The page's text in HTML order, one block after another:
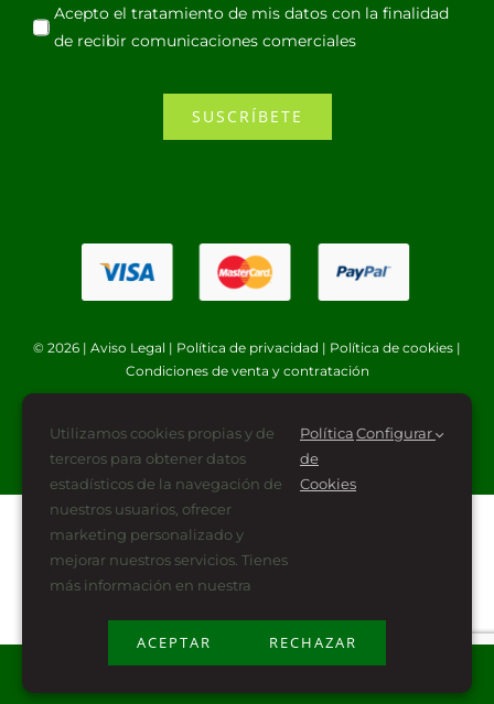
Acepto el tratamiento de mis datos con la finalidad
de recibir comunicaciones comerciales
SUSCRÍBETE
© 2026 | Aviso Legal | Política de privacidad | Política de cookies |
Condiciones de venta y contratación
Plan de Recuperación, Transformación y Resiliencia
financiado por la Unión Europea -NextGenerationEU (PRTR-NG)
Utilizamos cookies propias y de
terceros para obtener datos
estadísticos de la navegación de
nuestros usuarios, ofrecer
marketing personalizado y
mejorar nuestros servicios. Tienes
más información en nuestra
Política
de
Cookies
Configurar
ACEPTAR RECHAZAR